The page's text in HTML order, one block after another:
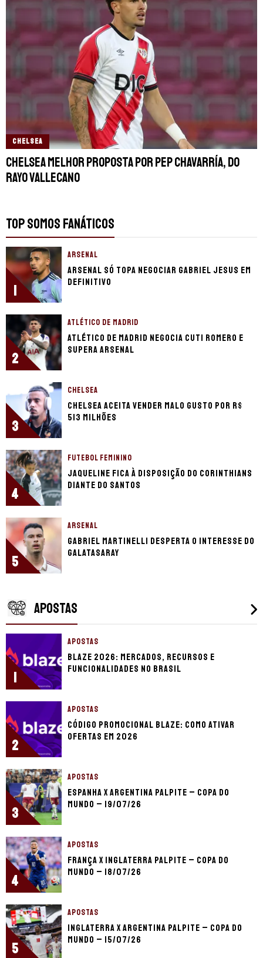
CHELSEA
Chelsea melhor proposta por Pep Chavarría, do
Rayo Vallecano
TOP SOMOS FANÁTICOS
1
ARSENAL
Arsenal só topa negociar Gabriel Jesus em
definitivo
2
ATLÉTICO DE MADRID
Atlético de Madrid negocia Cuti Romero e
supera Arsenal
3
CHELSEA
Chelsea aceita vender Malo Gusto por R$
513 milhões
4
FUTEBOL FEMININO
Jaqueline fica à disposição do Corinthians
diante do Santos
5
ARSENAL
Gabriel Martinelli desperta o interesse do
Galatasaray
APOSTAS
1
APOSTAS
Blaze 2026: mercados, recursos e
funcionalidades no Brasil
2
APOSTAS
Código promocional Blaze: como ativar
ofertas em 2026
3
APOSTAS
Espanha x Argentina palpite – Copa do
Mundo – 19/07/26
4
APOSTAS
França x Inglaterra palpite – Copa do
Mundo – 18/07/26
5
APOSTAS
Inglaterra x Argentina palpite – Copa do
Mundo – 15/07/26